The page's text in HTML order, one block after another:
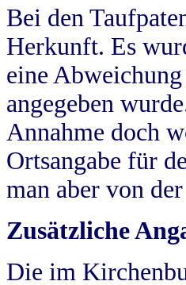
Bei den
Herkunft. Es
eine
angegeben
Annahme doch
Ortsangabe für
man aber von
Zusätzliche
Die im